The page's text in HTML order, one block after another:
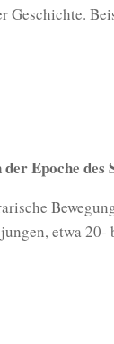
Epoche des
etwa